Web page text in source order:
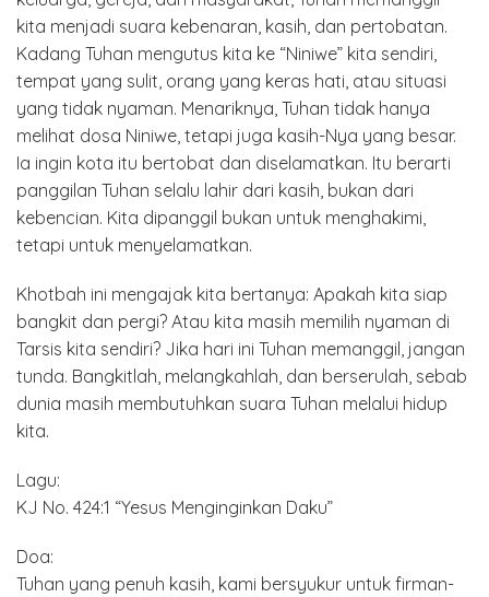
kita menjadi suara kebenaran, kasih, dan pertobatan.
Kadang Tuhan mengutus kita ke “Niniwe” kita sendiri,
tempat yang sulit, orang yang keras hati, atau situasi
yang tidak nyaman. Menariknya, Tuhan tidak hanya
melihat dosa Niniwe, tetapi juga kasih-Nya yang besar.
Ia ingin kota itu bertobat dan diselamatkan. Itu berarti
panggilan Tuhan selalu lahir dari kasih, bukan dari
kebencian. Kita dipanggil bukan untuk menghakimi,
tetapi untuk menyelamatkan.
Khotbah ini mengajak kita bertanya: Apakah kita siap
bangkit dan pergi? Atau kita masih memilih nyaman di
Tarsis kita sendiri? Jika hari ini Tuhan memanggil, jangan
tunda. Bangkitlah, melangkahlah, dan berserulah, sebab
dunia masih membutuhkan suara Tuhan melalui hidup
kita.
Lagu:
KJ No. 424:1 “Yesus Menginginkan Daku”
Doa:
Tuhan yang penuh kasih, kami bersyukur untuk firman-